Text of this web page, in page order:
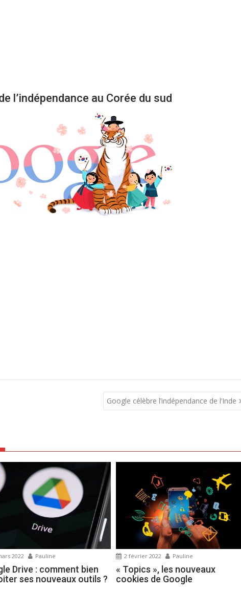
l’indépendance au Corée du sud
Google célèbre l’indépendance de l’Inde
2022 Pauline
Drive : comment bien
ses nouveaux outils ?
2 février 2022 Pauline
« Topics », les nouveaux
cookies de Google